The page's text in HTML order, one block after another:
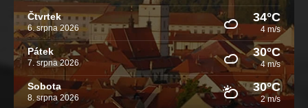
Čtvrtek
6. srpna 2026
34°C
4 m/s
Pátek
7. srpna 2026
30°C
4 m/s
Sobota
8. srpna 2026
30°C
2 m/s